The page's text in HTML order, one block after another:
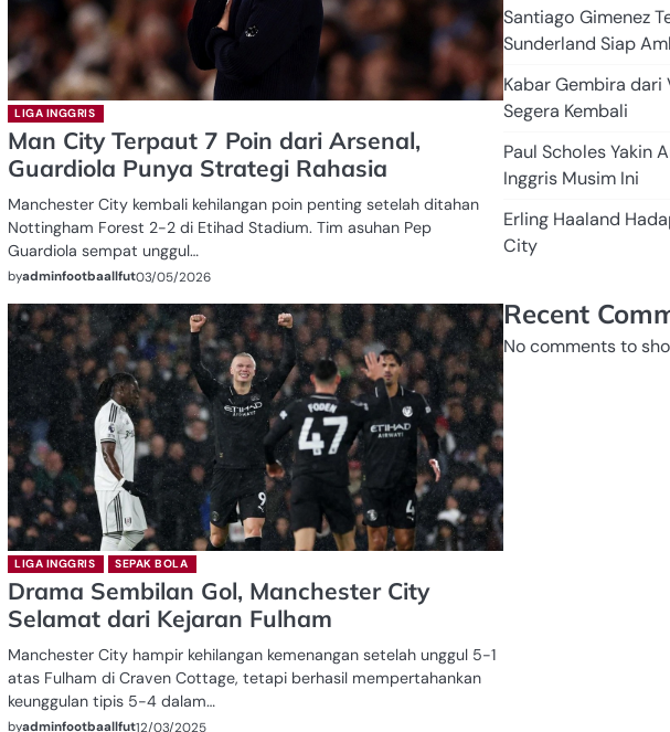
LIGA INGGRIS
Man City Terpaut 7 Poin dari Arsenal,
Guardiola Punya Strategi Rahasia
Manchester City kembali kehilangan poin penting setelah ditahan
Nottingham Forest 2-2 di Etihad Stadium. Tim asuhan Pep
Guardiola sempat unggul…
byadminfootbaallfut03/05/2026
LIGA INGGRIS SEPAK BOLA
Drama Sembilan Gol, Manchester City
Selamat dari Kejaran Fulham
Manchester City hampir kehilangan kemenangan setelah unggul 5-1
atas Fulham di Craven Cottage, tetapi berhasil mempertahankan
keunggulan tipis 5-4 dalam…
byadminfootbaallfut12/03/2025
Santiago Gimenez
Sunderland Siap
Kabar Gembira dari
Segera Kembali
Paul Scholes Yakin
Inggris Musim Ini
Erling Haaland
City
Recent
No comments to